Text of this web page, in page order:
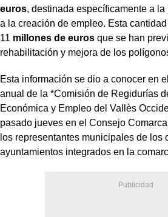
euros, destinada específicamente a
a la creación de empleo. Esta
11 millones de euros que se han
rehabilitación y mejora de los
Esta información se dio a conocer en
anual de la *Comisión de Regidurías
Económica y Empleo del Vallès
pasado jueves en el Consejo
los representantes municipales de los
ayuntamientos integrados en la